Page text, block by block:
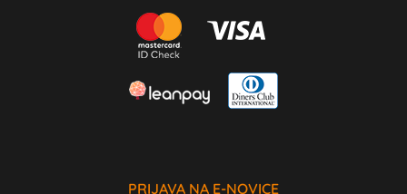
PRIJAVA NA E-NOVICE